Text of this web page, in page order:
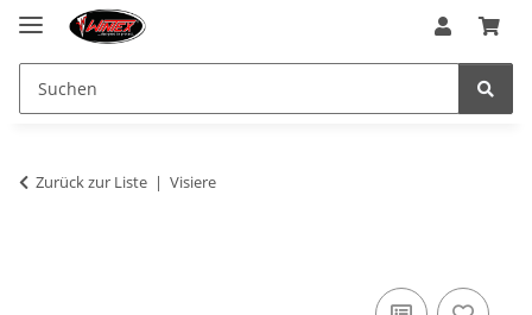
Zurück zur Liste Visiere